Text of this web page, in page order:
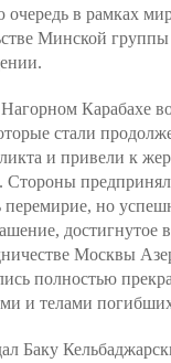
очередь в рамках
Минской
Карабахе
стали
и привели к
Стороны
но
достигнутое
Москвы
полностью
и телами
Баку